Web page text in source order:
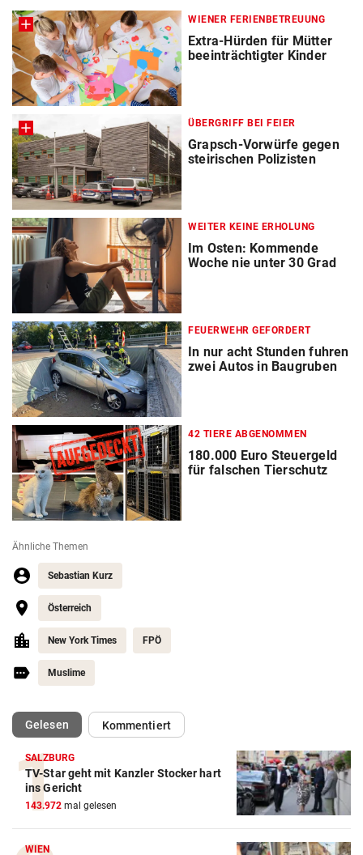
WIENER FERIENBETREUUNG
Extra-Hürden für Mütter
beeinträchtigter Kinder
ÜBERGRIFF BEI FEIER
Grapsch-Vorwürfe gegen
steirischen Polizisten
WEITER KEINE ERHOLUNG
Im Osten: Kommende
Woche nie unter 30 Grad
FEUERWEHR GEFORDERT
In nur acht Stunden fuhren
zwei Autos in Baugruben
42 TIERE ABGENOMMEN
180.000 Euro Steuergeld
für falschen Tierschutz
Ähnliche Themen
Sebastian Kurz
Österreich
New York Times FPÖ
Muslime
Gelesen(ausgewählt)Kommentiert
SALZBURG
TV-Star geht mit Kanzler Stocker hart
ins Gericht
143.972 mal gelesen
WIEN